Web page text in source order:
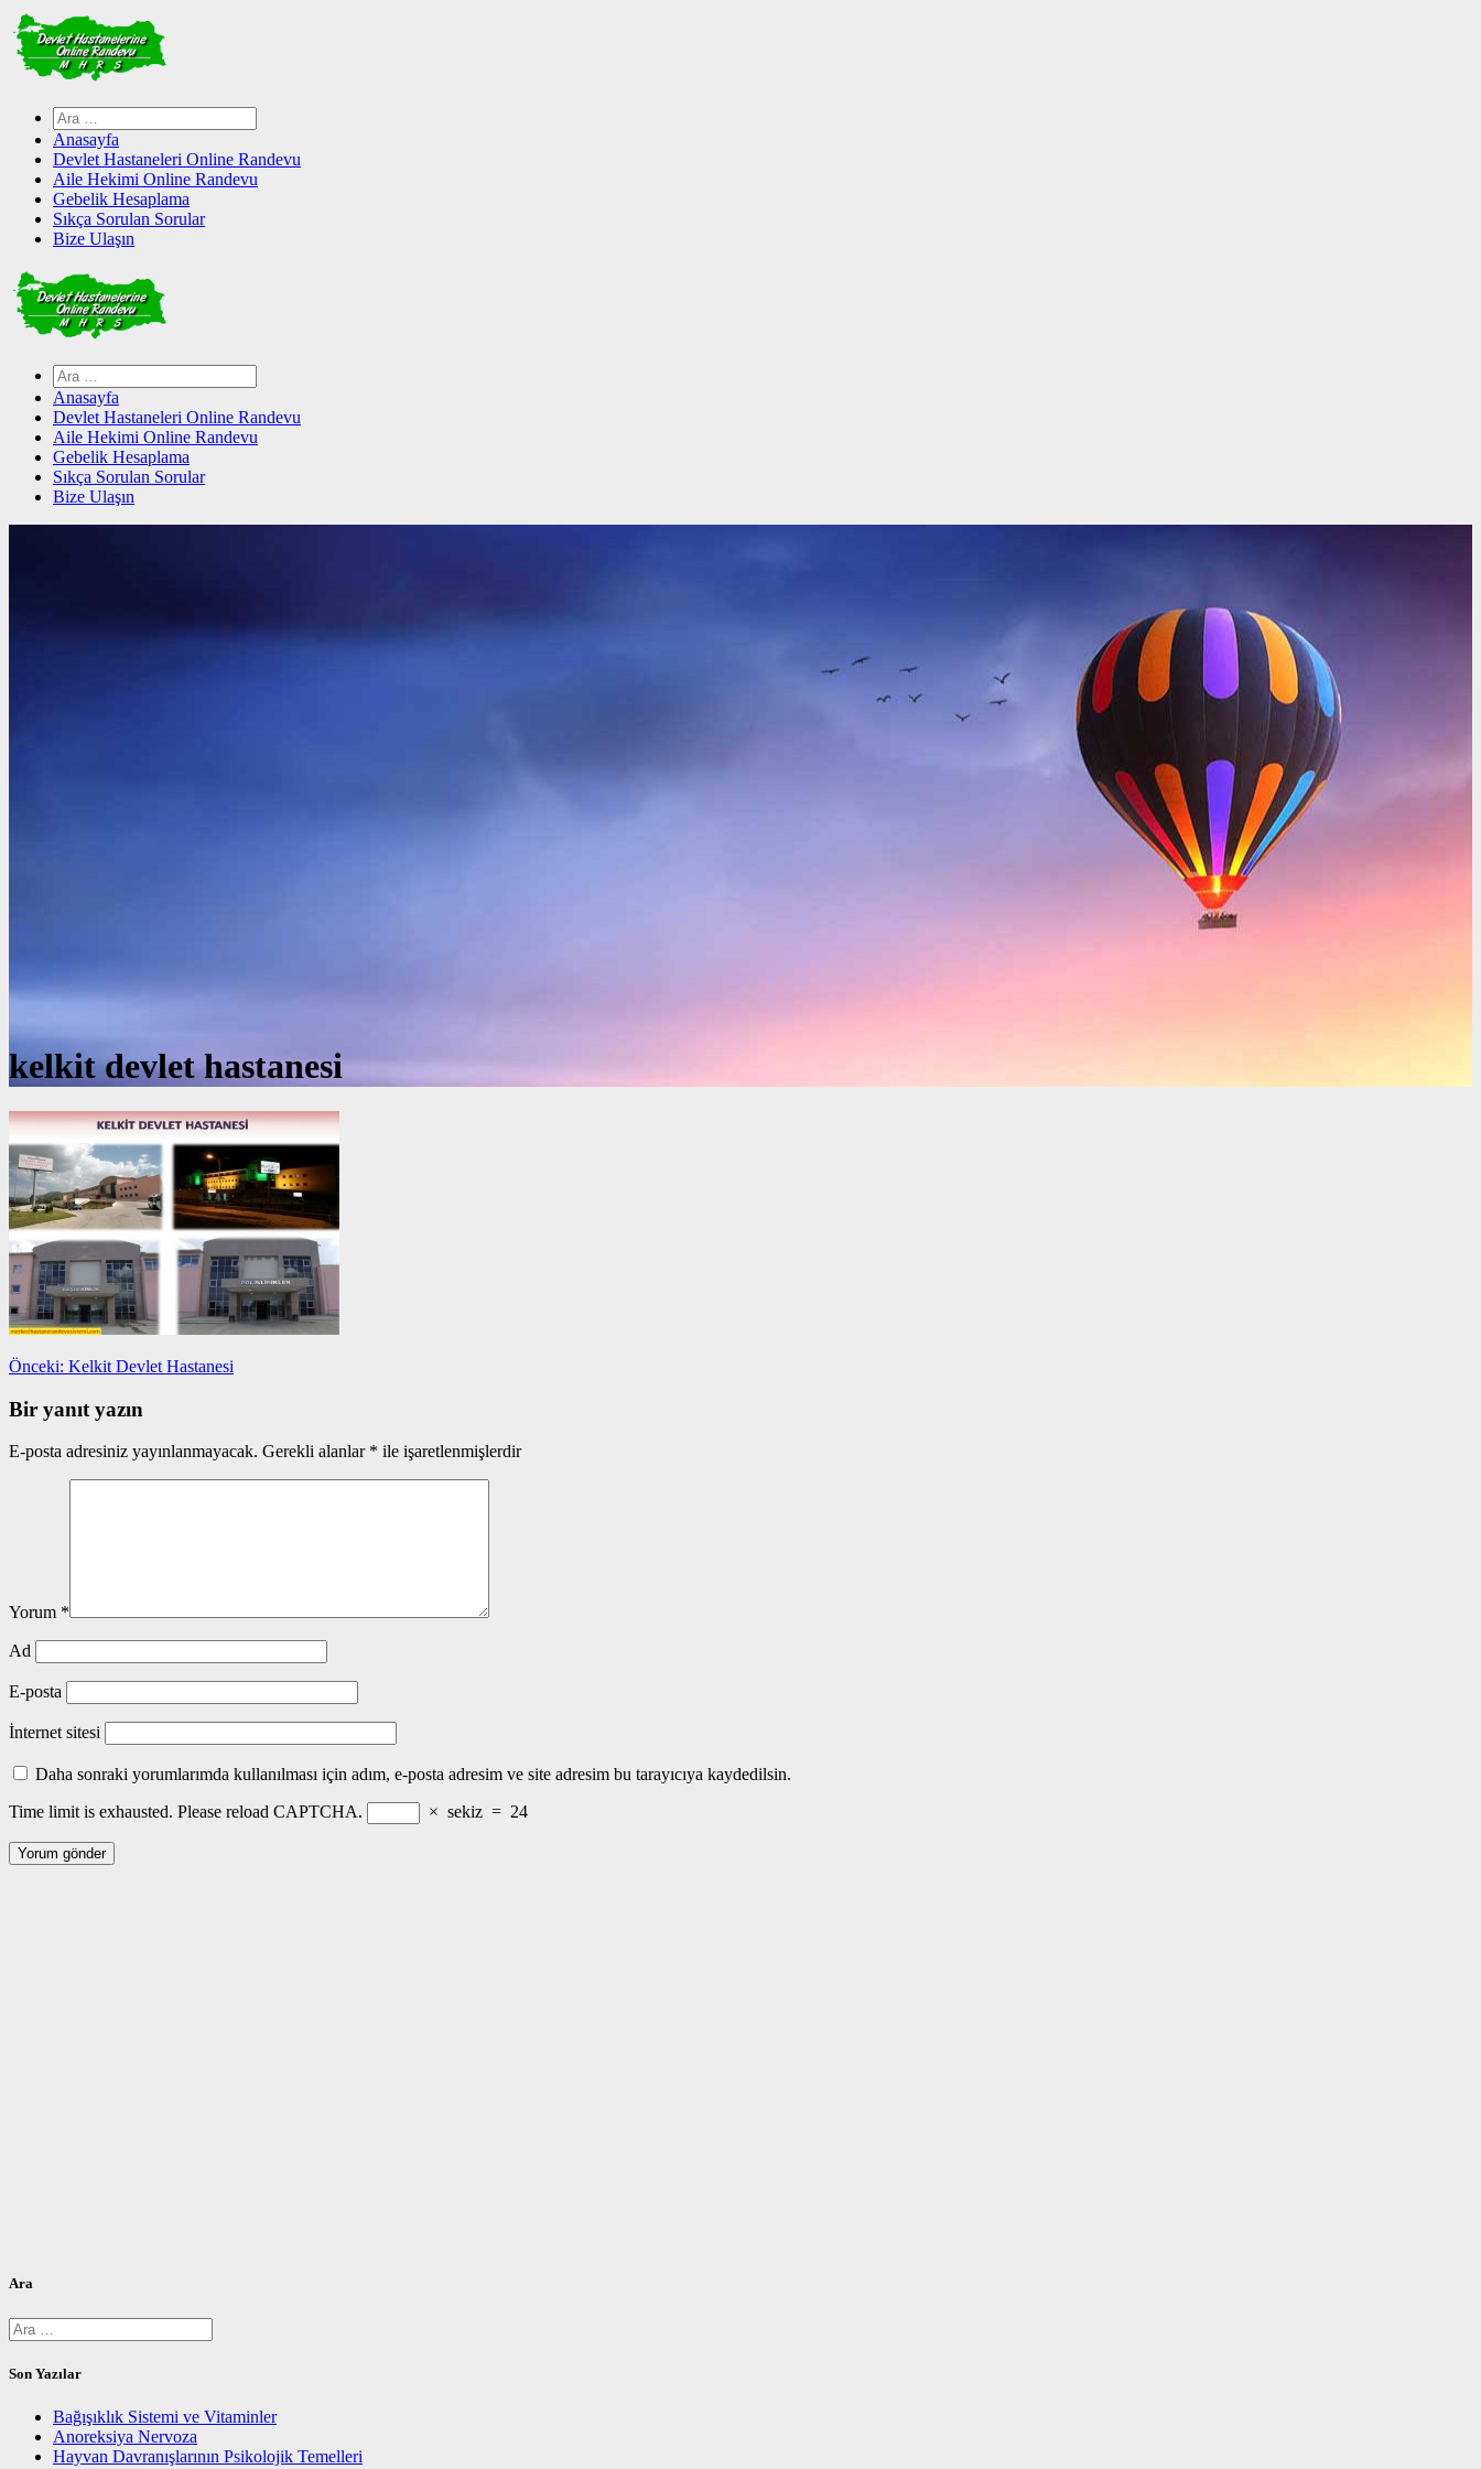
Skip
to
content
Arama:
Anasayfa
Devlet Hastaneleri Online Randevu
Aile Hekimi Online Randevu
Gebelik Hesaplama
Sıkça Sorulan Sorular
Bize Ulaşın
Arama:
Anasayfa
Devlet Hastaneleri Online Randevu
Aile Hekimi Online Randevu
Gebelik Hesaplama
Sıkça Sorulan Sorular
Bize Ulaşın
kelkit devlet hastanesi
Yazı
gezinmesi
Önceki: Önceki
Kelkit Devlet Hastanesi
Bir yanıt yazın
E-posta adresiniz yayınlanmayacak. Gerekli alanlar * ile işaretlenmişlerdir
Yorum *
Ad
E-posta
İnternet sitesi
Daha sonraki yorumlarımda kullanılması için adım, e-posta adresim ve site adresim bu tarayıcıya kaydedilsin.
Time limit is exhausted. Please reload CAPTCHA.
× sekiz = 24
Ara
Arama:
Son Yazılar
Bağışıklık Sistemi ve Vitaminler
Anoreksiya Nervoza
Hayvan Davranışlarının Psikolojik Temelleri